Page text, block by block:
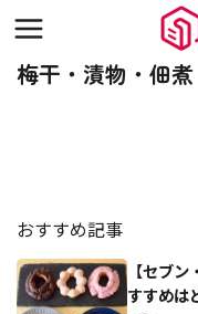
梅干・漬物・佃煮
おすすめ記事
【セブ
すすめは